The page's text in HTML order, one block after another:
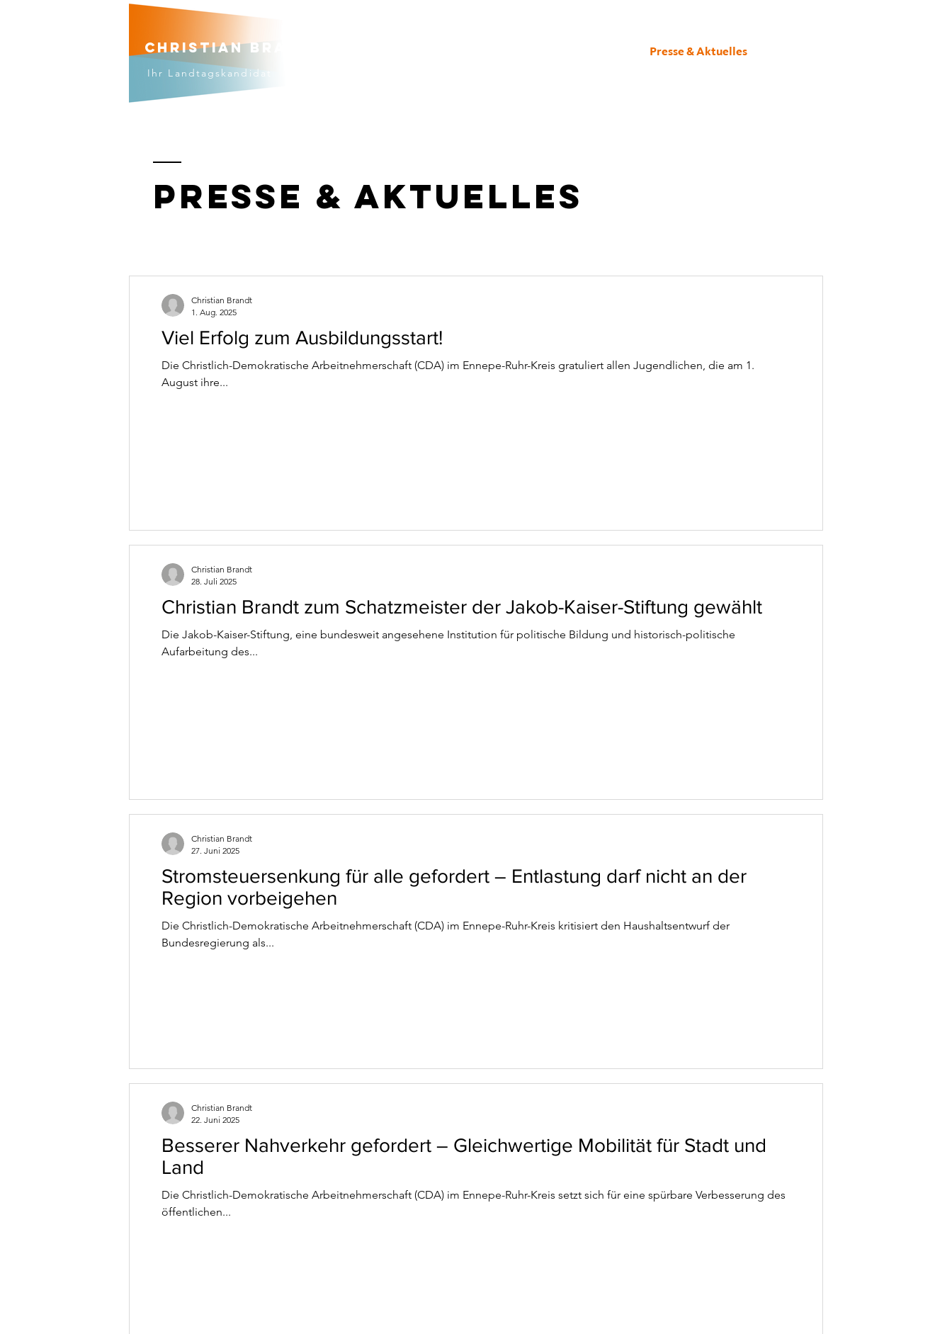
Christian brandt
Ihr Landtagskandidat
Presse & Aktuelles
Presse & Aktuelles
Viel Erfolg zum Ausbildungsstart!
Die Christlich-Demokratische Arbeitnehmerschaft (CDA) im Ennepe-Ruhr-Kreis gratuliert allen Jugendlichen, die am 1.
August ihre...
Christian Brandt
1. Aug. 2025
Christian Brandt zum Schatzmeister der Jakob-Kaiser-Stiftung gewählt
Die Jakob-Kaiser-Stiftung, eine bundesweit angesehene Institution für politische Bildung und historisch-politische
Aufarbeitung des...
Christian Brandt
28. Juli 2025
Stromsteuersenkung für alle gefordert – Entlastung darf nicht an der
Region vorbeigehen
Die Christlich-Demokratische Arbeitnehmerschaft (CDA) im Ennepe-Ruhr-Kreis kritisiert den Haushaltsentwurf der
Bundesregierung als...
Christian Brandt
27. Juni 2025
Besserer Nahverkehr gefordert – Gleichwertige Mobilität für Stadt und
Land
Die Christlich-Demokratische Arbeitnehmerschaft (CDA) im Ennepe-Ruhr-Kreis setzt sich für eine spürbare Verbesserung des
öffentlichen...
Christian Brandt
22. Juni 2025